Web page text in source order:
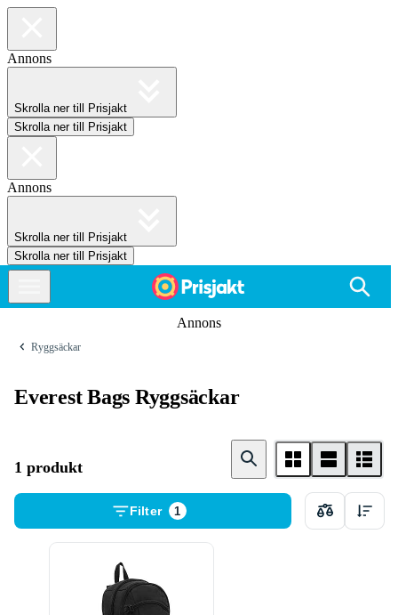
Annons
Skrolla ner till Prisjakt
Skrolla ner till Prisjakt
Annons
Skrolla ner till Prisjakt
Skrolla ner till Prisjakt
Annons
Ryggsäckar
Everest Bags Ryggsäckar
1 produkt
Filter 1